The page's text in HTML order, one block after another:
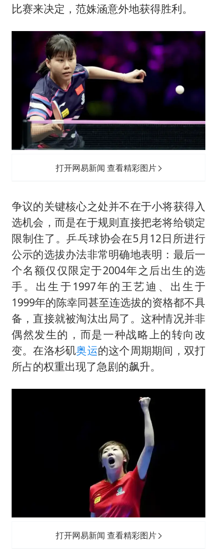
比赛来决定，范姝涵意外地获得胜利。
打开网易新闻 查看精彩图片
争议的关键核心之处并不在于小将获得入
选机会，而是在于规则直接把老将给锁定
限制住了。乒乓球协会在5月12日所进行
公示的选拔办法非常明确地表明：最后一
个名额仅仅限定于2004年之后出生的选
手。出生于1997年的王艺迪、出生于
1999年的陈幸同甚至连选拔的资格都不具
备，直接就被淘汰出局了。这种情况并非
偶然发生的，而是一种战略上的转向改
变。在洛杉矶奥运的这个周期期间，双打
所占的权重出现了急剧的飙升。
打开网易新闻 查看精彩图片